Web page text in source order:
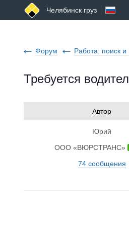
Челябинск груз
Форум Работа: поиск
Требуется
Автор
Юрий
ООО «ВЮРСТРАНС»
74 сообщения